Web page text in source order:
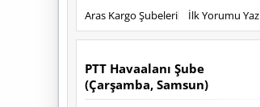
Aras Kargo Şubeleri İlk Yorumu Yaz
PTT Havaalanı Şube
(Çarşamba, Samsun)